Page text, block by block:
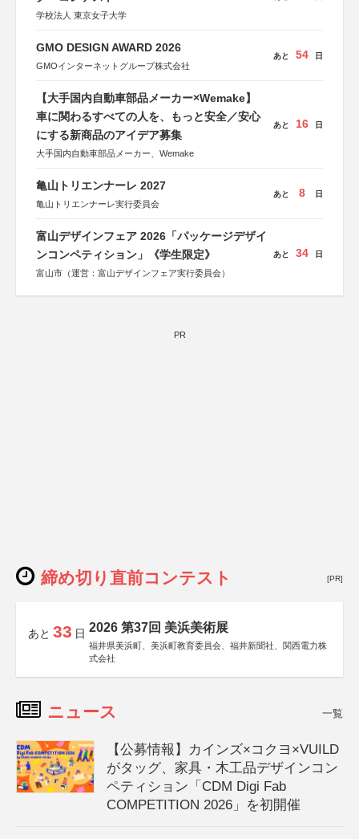
学校法人 東京女子大学
GMO DESIGN AWARD 2026
GMOインターネットグループ株式会社
あと 54 日
【大手国内自動車部品メーカー×Wemake】
車に関わるすべての人を、もっと安全／安心
にする新商品のアイデア募集
大手国内自動車部品メーカー、Wemake
あと 16 日
亀山トリエンナーレ 2027
亀山トリエンナーレ実行委員会
あと 8 日
富山デザインフェア 2026「パッケージデザイ
ンコンペティション」《学生限定》
富山市（運営：富山デザインフェア実行委員会）
あと 34 日
PR
締め切り直前コンテスト [PR]
あと 33 日 2026 第37回 美浜美術展
福井県美浜町、美浜町教育委員会、福井新聞社、関西電力株
式会社
ニュース 一覧
【公募情報】カインズ×コクヨ×VUILD
がタッグ、家具・木工品デザインコン
ペティション「CDM Digi Fab
COMPETITION 2026」を初開催